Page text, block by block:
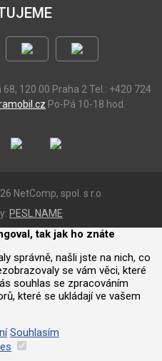
68, 120 00 Praha 2 Tel.: +420 724
Po-Pá 10-18 hod.
NetComp, spol. s r.o.
PESL.NAME
tak jak ho znáte
správně, našli jste na nich, co
se vám věci, které
souhlas se zpracováním
které se ukládají ve vašem
Souhlasím